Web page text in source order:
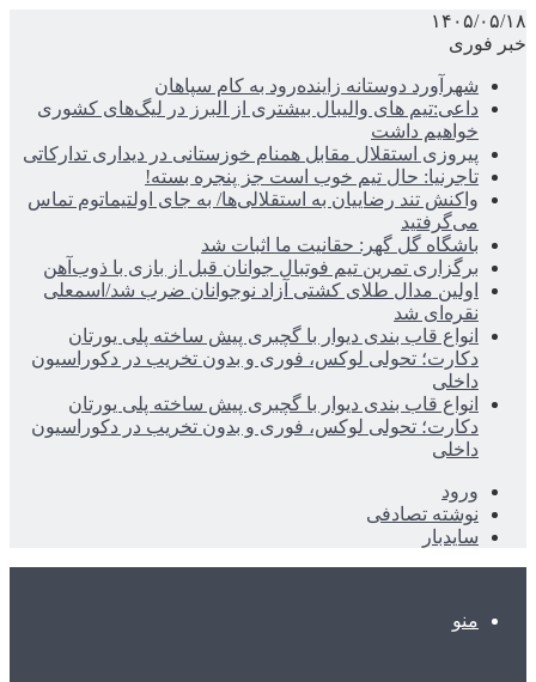
۱۴۰۵/۰۵/۱۸
خبر فوری
شهرآورد دوستانه زاینده‌رود به کام سپاهان
داعی:تیم های والیبال بیشتری از البرز در لیگ‌های کشوری
خواهیم داشت
پیروزی استقلال مقابل همنام خوزستانی در دیداری تدارکاتی
تاجرنیا: حال تیم خوب است جز پنجره بسته!
واکنش تند رضاییان به استقلالی‌ها/ به جای اولتیماتوم تماس
می‌گرفتید
باشگاه گل گهر: حقانیت ما اثبات شد
برگزاری تمرین تیم فوتبال جوانان قبل از بازی با ذوب‌آهن
اولین مدال طلای کشتی آزاد نوجوانان ضرب شد/اسمعلی
نقره‌ای شد
انواع قاب بندی دیوار با گچبری پیش ساخته پلی یورتان
دکارت؛ تحولی لوکس، فوری و بدون تخریب در دکوراسیون
داخلی
انواع قاب بندی دیوار با گچبری پیش ساخته پلی یورتان
دکارت؛ تحولی لوکس، فوری و بدون تخریب در دکوراسیون
داخلی
ورود
نوشته تصادفی
سایدبار
منو